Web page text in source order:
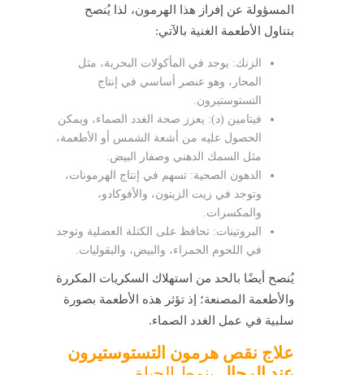
المسؤولة عن إفراز هذا الهرمون، لذا يُنصح
بتناول الأطعمة الغنية بالآتي:
الزنك: يوجد في المأكولات البحرية، مثل
المحار، وهو عنصر أساسي في إنتاج
التستوستيرون.
فيتامين (د): يعزز صحة الغدد الصماء، ويمكن
الحصول عليه من أشعة الشمس أو الأطعمة،
مثل السمك الدهني وصفار البيض.
الدهون الصحية: تسهم في إنتاج الهرمونات،
وتوجد في زيت الزيتون، والأفوكادو،
والمكسرات.
البروتينات: تحافظ على الكتلة العضلية وتوجد
في اللحوم الحمراء، والبيض، والبقوليات.
يُنصح أيضًا بالحد من استهلاك السكريات المكررة
والأطعمة المصنعة؛ إذ تؤثر هذه الأطعمة بصورة
سلبية في عمل الغدد الصماء.
علاج نقص هرمون التستوستيرون